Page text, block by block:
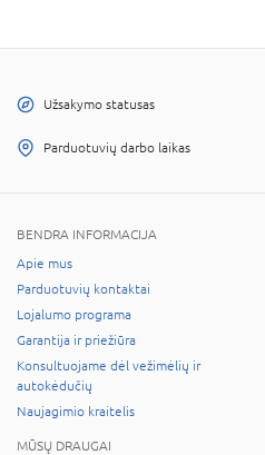
Užsakymo statusas
Parduotuvių darbo laikas
BENDRA INFORMACIJA
Apie mus
Parduotuvių kontaktai
Lojalumo programa
Garantija ir priežiūra
Konsultuojame dėl vežimėlių ir
autokėdučių
Naujagimio kraitelis
MŪSŲ DRAUGAI